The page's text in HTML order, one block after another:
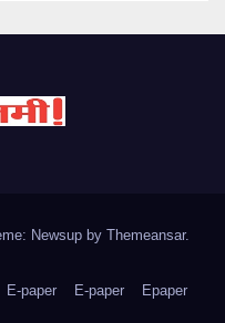
Newsup by Themeansar.
E-paper E-paper Epaper